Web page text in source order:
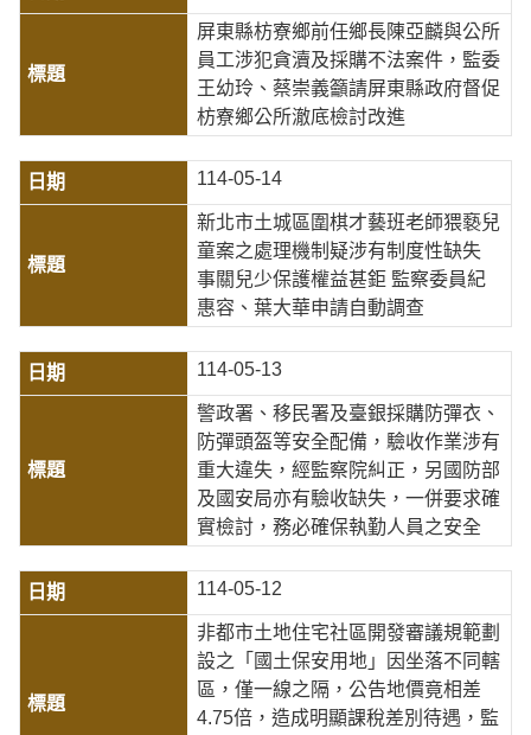
屏東縣枋寮鄉前任鄉長陳亞麟與公所
員工涉犯貪瀆及採購不法案件，監委
王幼玲、蔡崇義籲請屏東縣政府督促
枋寮鄉公所澈底檢討改進
114-05-14
新北市土城區圍棋才藝班老師猥褻兒
童案之處理機制疑涉有制度性缺失
事關兒少保護權益甚鉅 監察委員紀
惠容、葉大華申請自動調查
114-05-13
警政署、移民署及臺銀採購防彈衣、
防彈頭盔等安全配備，驗收作業涉有
重大違失，經監察院糾正，另國防部
及國安局亦有驗收缺失，一併要求確
實檢討，務必確保執勤人員之安全
114-05-12
非都市土地住宅社區開發審議規範劃
設之「國土保安用地」因坐落不同轄
區，僅一線之隔，公告地價竟相差
4.75倍，造成明顯課稅差別待遇，監